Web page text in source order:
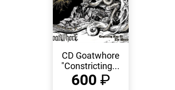
ПРОСМОТР
CD Goatwhore
"Constricting...
600 ₽